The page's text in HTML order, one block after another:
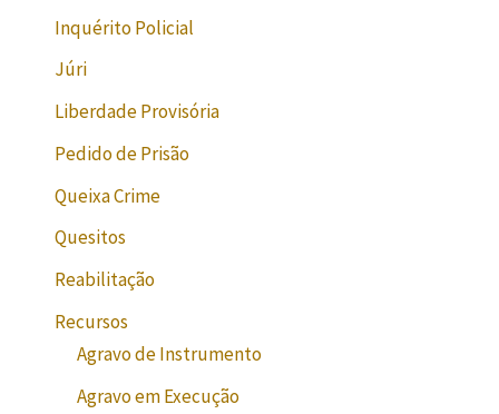
Inquérito Policial
Júri
Liberdade Provisória
Pedido de Prisão
Queixa Crime
Quesitos
Reabilitação
Recursos
Agravo de Instrumento
Agravo em Execução